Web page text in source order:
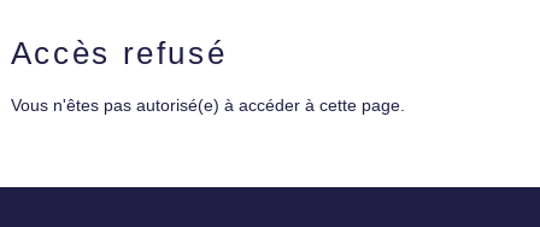
Accès refusé
Vous n'êtes pas autorisé(e) à accéder à cette page.